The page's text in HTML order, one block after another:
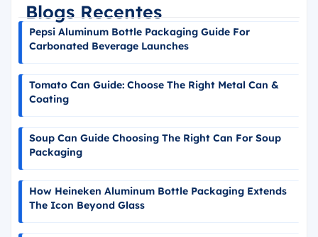
Blogs Recentes
Pepsi Aluminum Bottle Packaging Guide For
Carbonated Beverage Launches
Tomato Can Guide: Choose The Right Metal Can &
Coating
Soup Can Guide Choosing The Right Can For Soup
Packaging
How Heineken Aluminum Bottle Packaging Extends
The Icon Beyond Glass